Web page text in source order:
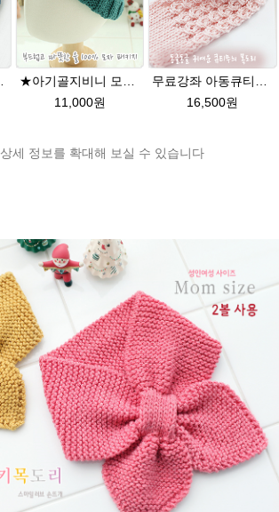
11,000원
16,500원
상세 정보를 확대해 보실 수 있습니다